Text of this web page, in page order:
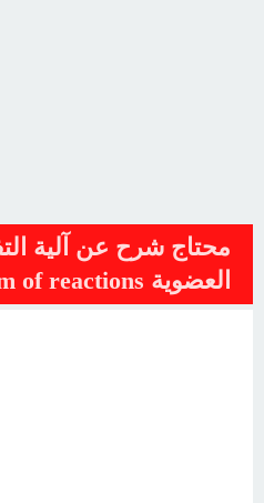
محتاج شرح عن آلية
العضوية Mechanism of reactions ؟